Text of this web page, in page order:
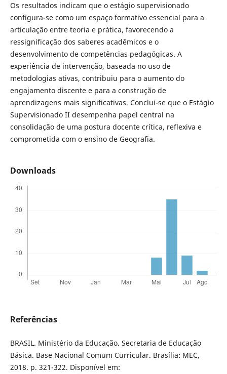
Os resultados indicam que o estágio supervisionado
configura-se como um espaço formativo essencial para a
articulação entre teoria e prática, favorecendo a
ressignificação dos saberes acadêmicos e o
desenvolvimento de competências pedagógicas. A
experiência de intervenção, baseada no uso de
metodologias ativas, contribuiu para o aumento do
engajamento discente e para a construção de
aprendizagens mais significativas. Conclui-se que o Estágio
Supervisionado II desempenha papel central na
consolidação de uma postura docente crítica, reflexiva e
comprometida com o ensino de Geografia.
Downloads
Referências
BRASIL. Ministério da Educação. Secretaria de Educação
Básica. Base Nacional Comum Curricular. Brasília: MEC,
2018. p. 321-322. Disponível em: